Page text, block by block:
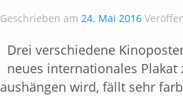
Geschrieben am 24. Mai 2016
Drei verschiedene
neues internationales Plakat
aushängen wird, fällt sehr